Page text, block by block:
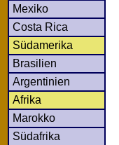
Mexiko
Costa Rica
Südamerika
Brasilien
Argentinien
Afrika
Marokko
Südafrika